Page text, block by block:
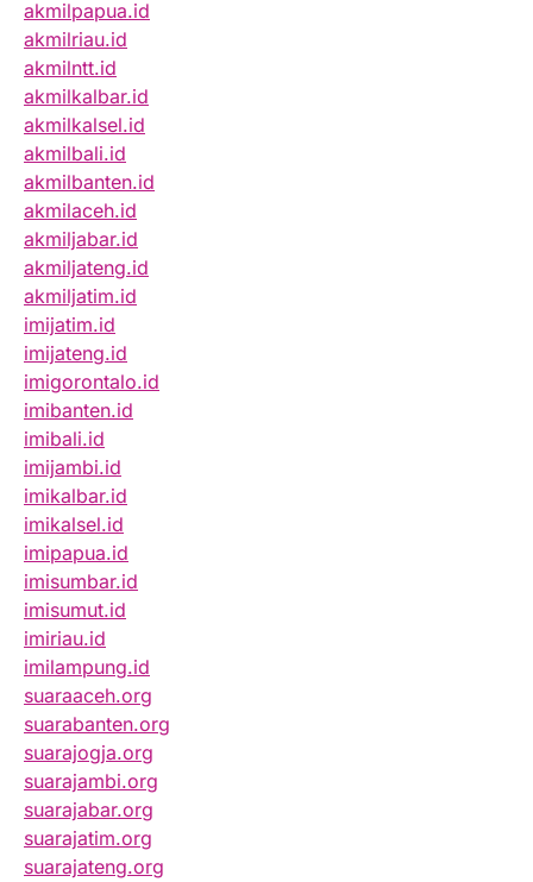
akmilpapua.id
akmilriau.id
akmilntt.id
akmilkalbar.id
akmilkalsel.id
akmilbali.id
akmilbanten.id
akmilaceh.id
akmiljabar.id
akmiljateng.id
akmiljatim.id
imijatim.id
imijateng.id
imigorontalo.id
imibanten.id
imibali.id
imijambi.id
imikalbar.id
imikalsel.id
imipapua.id
imisumbar.id
imisumut.id
imiriau.id
imilampung.id
suaraaceh.org
suarabanten.org
suarajogja.org
suarajambi.org
suarajabar.org
suarajatim.org
suarajateng.org